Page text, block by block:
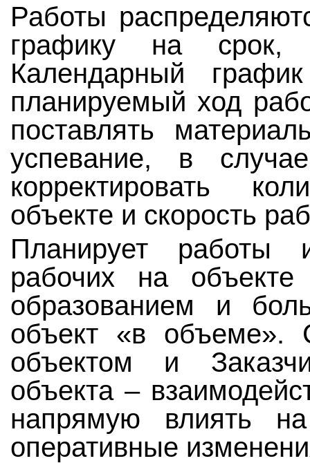
Работы
графику на срок,
Календарный
планируемый ход
поставлять
успевание, в
корректировать
объекте и скорость
Планирует работы
рабочих на
образованием и
объект «в объеме».
объектом и
объекта –
напрямую влиять
оперативные